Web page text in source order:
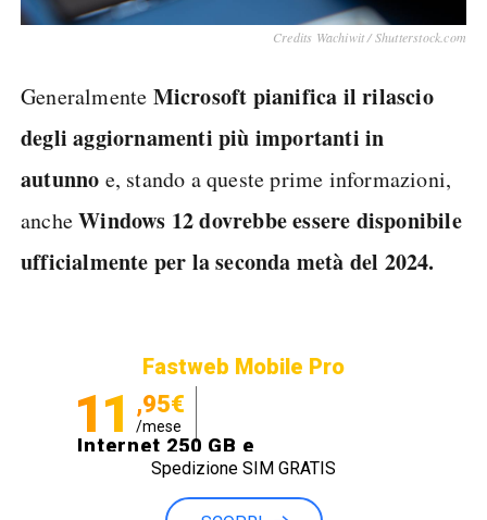
Credits Wachiwit / Shutterstock.com
Generalmente Microsoft pianifica il rilascio
degli aggiornamenti più importanti in
autunno e, stando a queste prime informazioni,
ancheWindows 12 dovrebbe essere disponibile
ufficialmente per la seconda metà del 2024.
Fastweb Mobile Pro
11 ,95€
/mese
Internet 250 GB e
Minuti illimitati
Spedizione SIM GRATIS